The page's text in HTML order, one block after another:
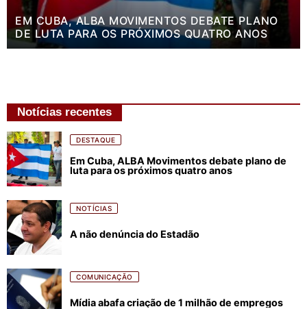
EM CUBA, ALBA MOVIMENTOS DEBATE PLANO
DE LUTA PARA OS PRÓXIMOS QUATRO ANOS
Notícias recentes
DESTAQUE
Em Cuba, ALBA Movimentos debate plano de
luta para os próximos quatro anos
NOTÍCIAS
A não denúncia do Estadão
COMUNICAÇÃO
Mídia abafa criação de 1 milhão de empregos